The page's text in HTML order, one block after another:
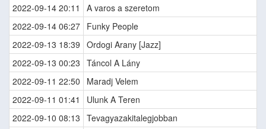
2022-09-14 20:11
A varos a szeretom
2022-09-14 06:27 Funky People
2022-09-13 18:39 Ordogi Arany [Jazz]
2022-09-13 00:23 Táncol A Lány
2022-09-11 22:50
Maradj Velem
2022-09-11 01:41
Ulunk A Teren
2022-09-10 08:13 Tevagyazakitalegjobban